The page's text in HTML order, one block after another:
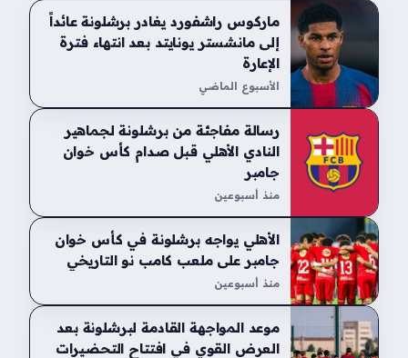
ماركوس راشفورد يغادر برشلونة عائداً
إلى مانشستر يونايتد بعد انتهاء فترة
الإعارة
الأسبوع الماضي
رسالة مفاجئة من برشلونة لجماهير
النادي الأهلي قبل صدام كأس خوان
جامبر
منذ أسبوعين
الأهلي يواجه برشلونة في كأس خوان
جامبر على ملعب كامب نو التاريخي
منذ أسبوعين
موعد المواجهة القادمة لبرشلونة بعد
العرض القوي في افتتاح التحضيرات